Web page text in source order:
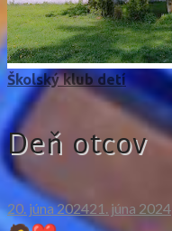
Školský klub detí
Deň otcov
20. júna 202421. júna 2024